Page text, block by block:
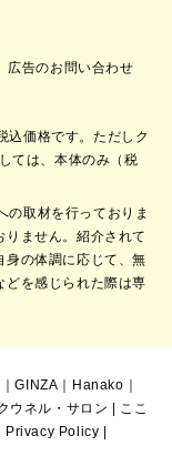
広告のお問い合わせ
込価格です。ただしク
ては、本体のみ（税
の取材を行っておりま
ません。紹介されて
身の体調に応じて、無
どを感じられた際は専
｜GINZA Hanako
ウネル・サロン
ここ
Privacy Policy